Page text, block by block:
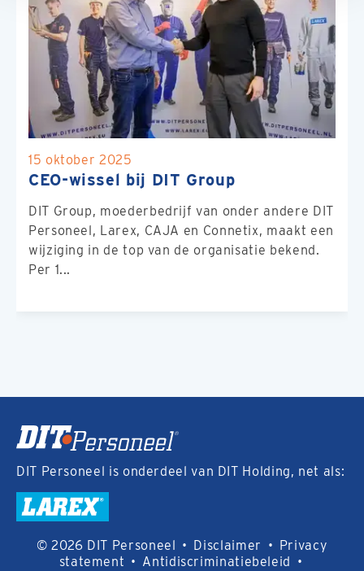
15 oktober 2025
CEO-wissel bij DIT Group
DIT Group, moederbedrijf van onder andere DIT
Personeel, Larex, CAJA en Connetix, maakt een
wijziging in de top van de organisatie bekend.
Per 1...
DIT Personeel is onderdeel van DIT Holding, net als:
© 2026 DIT Personeel • Disclaimer • Privacy
statement • Antidiscriminatiebeleid •